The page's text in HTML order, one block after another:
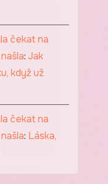
čekat na
: Jak
když už
čekat na
: Láska,